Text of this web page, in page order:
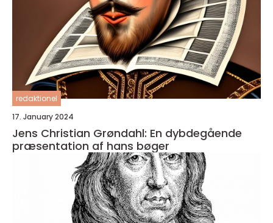
redaktionel
17. January 2024
Jens Christian Grøndahl: En dybdegående
præsentation af hans bøger